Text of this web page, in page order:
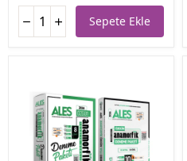
Sepete Ekle